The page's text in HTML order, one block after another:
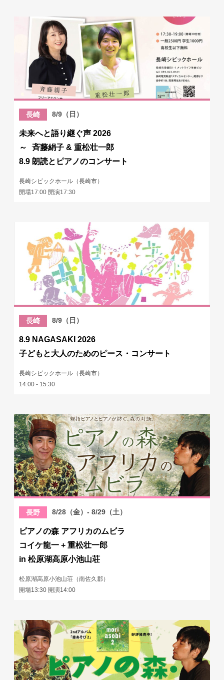
長崎 8/9（日）
未来へと語り継ぐ声 2026
～ 斉藤絹子 & 重松壮一郎
8.9 朗読とピアノのコンサート
長崎シビックホール（長崎市）
開場17:00 開演17:30
長崎 8/9（日）
8.9 NAGASAKI 2026
子どもと大人のためのピース・コンサート
長崎シビックホール（長崎市）
14:00 - 15:30
長野 8/28（金）- 8/29（土）
ピアノの森 アフリカのムビラ
コイケ龍一 + 重松壮一郎
in 松原湖高原小池山荘
松原湖高原小池山荘（南佐久郡）
開場13:30 開演14:00